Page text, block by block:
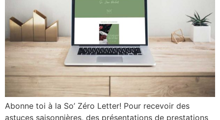
Abonne toi à la So’ Zéro Letter! Pour recevoir des
astuces saisonnières, des présentations de prestations